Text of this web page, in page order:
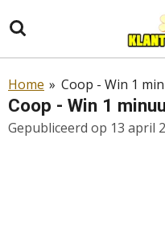
direct
naar
hoofdinhoud
Home » Coop - Win 1
Coop - Win 1
Gepubliceerd op 13 april